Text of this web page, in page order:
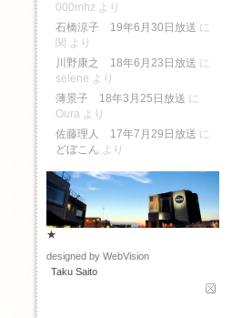
000mhz より
石橋涼子 19年6月30日放送 に
関 より
川野康之 18年6月23日放送 に
selene より
薄景子 18年3月25日放送 に
Oura より
佐藤理人 17年7月29日放送 に
どぼこん より
★
designed by WebVision
Taku Saito